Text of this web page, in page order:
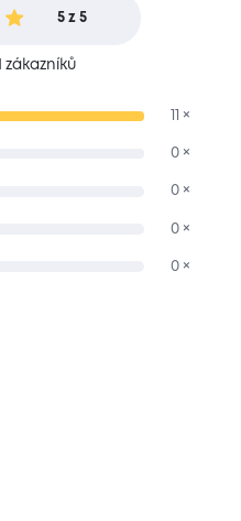
5 z 5
zákazníků
11 ×
0 ×
0 ×
0 ×
0 ×